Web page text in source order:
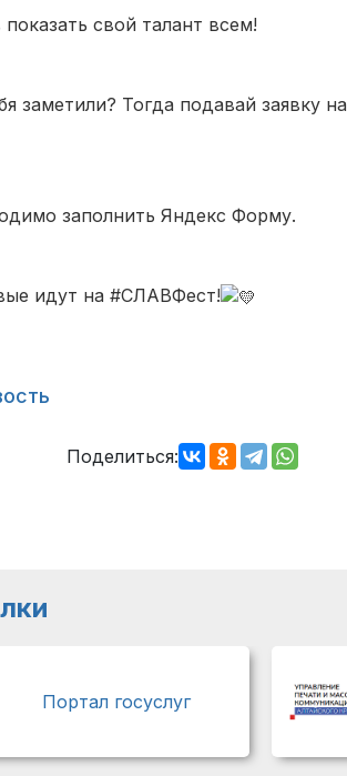
свой талант всем!
заметили? Тогда подавай заявку на
заполнить Яндекс Форму.
идут на #СЛАВФест!
Поделиться:
Портал госуслуг